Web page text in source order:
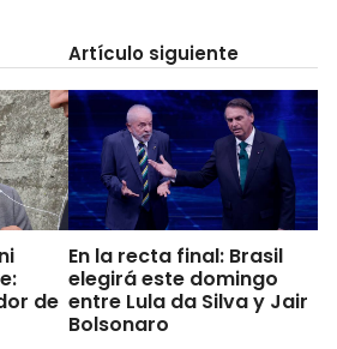
de
Artículo siguiente
En la recta final: Brasil
elegirá este domingo
entre Lula da Silva y Jair
Bolsonaro